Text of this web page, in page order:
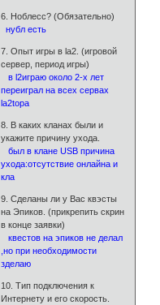
6. Ноблесс? (Обязательно)
нубл есть
7. Опыт игры в la2. (игровой
сервер, период игры)
в l2играю около 2-х лет
переиграл на всех сервах
la2topа
8. В каких кланах были и
укажите причину ухода.
был в клане USB причина
ухода:отсутствие онлайна и
кла
9. Сделаны ли у Вас квэсты
на Эпиков. (прикрепить скрин
в конце заявки)
квестов на эпиков не делал
,но при необходимости
зделаю
10. Тип подключения к
Интернету и его скорость.